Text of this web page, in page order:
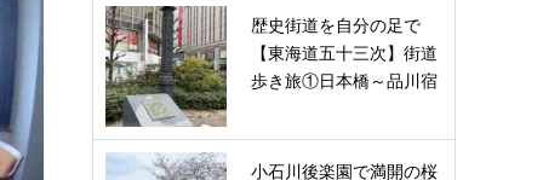
歴史街道を自分の足で
【東海道五十三次】街道
歩き旅①日本橋～品川宿
小石川後楽園で満開の桜